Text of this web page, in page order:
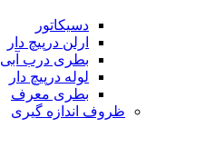
دسیکاتور
ارلن درپیچ دار
بطری درب آبی
لوله درپیچ دار
بطری معرف
ظروف اندازه گیری